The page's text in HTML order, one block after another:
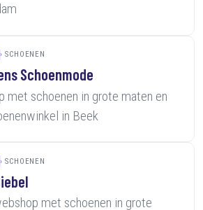
SCHOENEN
Schoenmode
met schoenen in grote maten en
in Beek
SCHOENEN
met schoenen in grote